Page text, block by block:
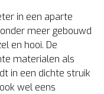
in een aparte
meer gebouwd
en hooi. De
materialen als
in een dichte struik
wel eens